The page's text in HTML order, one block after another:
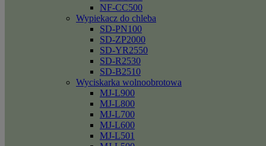
NF-CC500
Wypiekacz do chleba
SD-PN100
SD-ZP2000
SD-YR2550
SD-R2530
SD-B2510
Wyciskarka wolnoobrotowa
MJ-L900
MJ-L800
MJ-L700
MJ-L600
MJ-L501